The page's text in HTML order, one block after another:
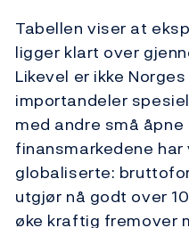
Tabellen viser at
ligger klart over
Likevel er ikke
importandeler
med andre små åpne
finansmarkedene
globaliserte:
utgjør nå godt over
øke kraftig fremover